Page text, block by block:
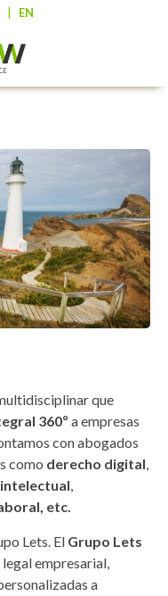
EN
que
360º a empresas
con abogados
como derecho digital,
,
etc.
Lets. El Grupo Lets
empresarial,
a